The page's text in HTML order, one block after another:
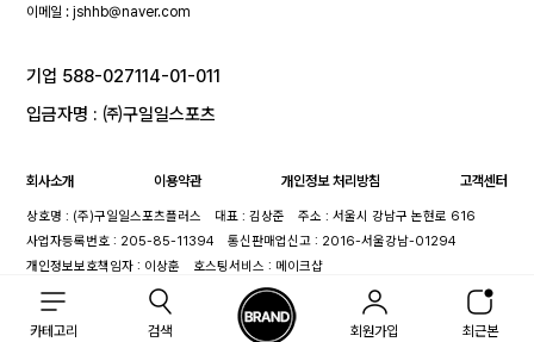
카테고리 검색 회원가입 최근본
이메일 :jshhb@naver.com
기업 588-027114-01-011
입금자명 : ㈜구일일스포츠
회사소개 이용약관 개인정보 처리방침 고객센터
상호명 : (주)구일일스포츠플러스 대표 : 김상준
주소 : 서울시 강남구 논현로 616
사업자등록번호 : 205-85-11394
통신판매업신고 : 2016-서울강남-01294
개인정보보호책임자 : 이상훈
호스팅서비스 : 메이크샵